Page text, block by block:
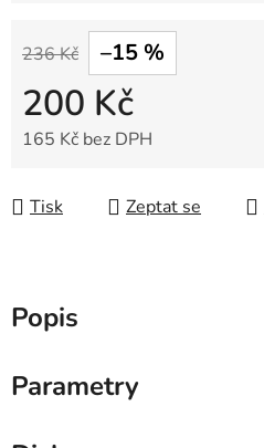
236 Kč –15 %
200 Kč
165 Kč bez DPH
Tisk
Zeptat se
Popis
Parametry